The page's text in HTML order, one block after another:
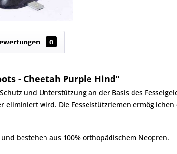
0
- Cheetah Purple Hind"
und Unterstützung an der Basis des
eliminiert wird. Die Fesselstützriemen
bestehen aus 100% orthopädischem Neopren.